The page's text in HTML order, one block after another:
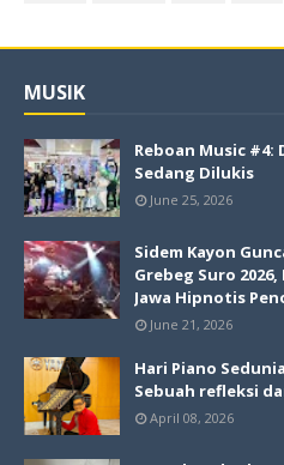
MUSIK
Reboan Music #4:
Sedang Dilukis
June 25, 2026
Sidem Kayon
Grebeg Suro
Jawa Hipnotis
June 21, 2026
Hari Piano
Sebuah refleksi
April 08, 2026